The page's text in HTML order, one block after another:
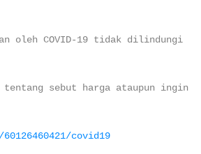
oleh COVID-19 tidak dilindungi
tentang sebut harga ataupun ingin
covid19